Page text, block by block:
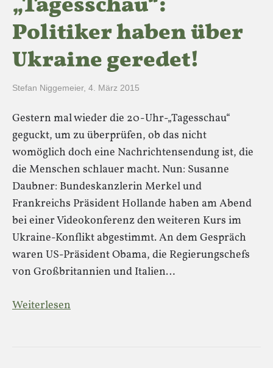
„Tagesschau“:
Politiker haben über
Ukraine geredet!
Stefan Niggemeier, 4. März 2015
Gestern mal wieder die 20-Uhr-„Tagesschau“
geguckt, um zu überprüfen, ob das nicht
womöglich doch eine Nachrichtensendung ist, die
die Menschen schlauer macht. Nun: Susanne
Daubner: Bundeskanzlerin Merkel und
Frankreichs Präsident Hollande haben am Abend
bei einer Videokonferenz den weiteren Kurs im
Ukraine-Konflikt abgestimmt. An dem Gespräch
waren US-Präsident Obama, die Regierungschefs
von Großbritannien und Italien…
Weiterlesen